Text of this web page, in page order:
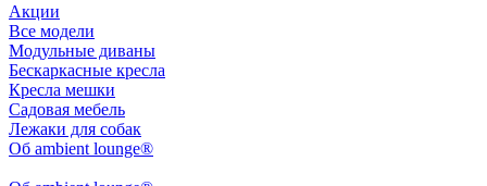
Акции
Все модели
Модульные диваны
Бескаркасные кресла
Кресла мешки
Садовая мебель
Лежаки для собак
Об ambient lounge®